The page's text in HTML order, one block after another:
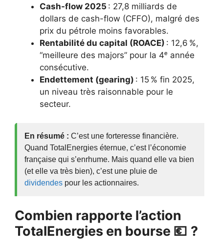
Cash-flow 2025 : 27,8 milliards de
dollars de cash-flow (CFFO), malgré des
prix du pétrole moins favorables.
Rentabilité du capital (ROACE) : 12,6 %,
“meilleure des majors” pour la 4ᵉ année
consécutive.
Endettement (gearing) : 15 % fin 2025,
un niveau très raisonnable pour le
secteur.
En résumé : C’est une forteresse financière.
Quand TotalEnergies éternue, c’est l’économie
française qui s’enrhume. Mais quand elle va bien
(et elle va très bien), c’est une pluie de
dividendes pour les actionnaires.
Combien rapporte l’action
TotalEnergies en bourse 💶 ?